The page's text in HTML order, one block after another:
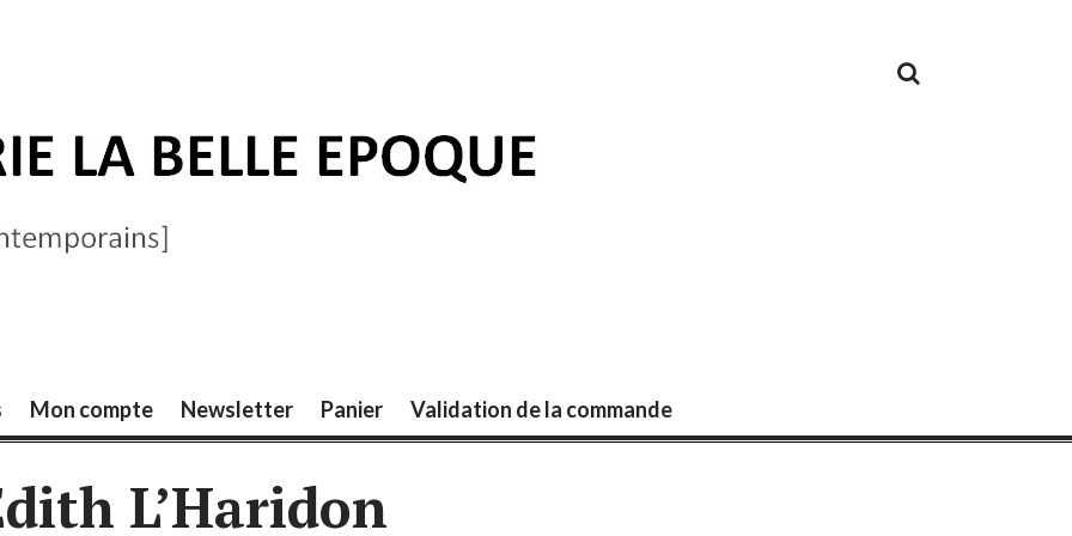
Mon compte Newsletter Panier Validation de la commande
L’Haridon